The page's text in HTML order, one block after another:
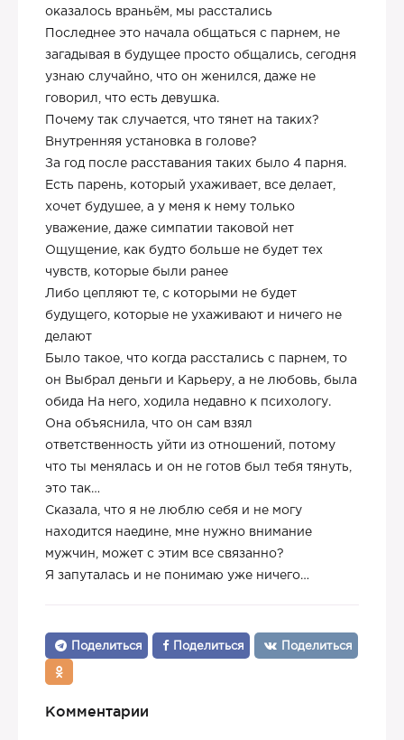
оказалось враньём, мы расстались
Последнее это начала общаться с парнем, не
загадывая в будущее просто общались, сегодня
узнаю случайно, что он женился, даже не
говорил, что есть девушка.
Почему так случается, что тянет на таких?
Внутренняя установка в голове?
За год после расставания таких было 4 парня.
Есть парень, который ухаживает, все делает,
хочет будушее, а у меня к нему только
уважение, даже симпатии таковой нет
Ощущение, как будто больше не будет тех
чувств, которые были ранее
Либо цепляют те, с которыми не будет
будущего, которые не ухаживают и ничего не
делают
Было такое, что когда расстались с парнем, то
он Выбрал деньги и Карьеру, а не любовь, была
обида На него, ходила недавно к психологу.
Она объяснила, что он сам взял
ответственность уйти из отношений, потому
что ты менялась и он не готов был тебя тянуть,
это так…
Сказала, что я не люблю себя и не могу
находится наедине, мне нужно внимание
мужчин, может с этим все связанно?
Я запуталась и не понимаю уже ничего…
Поделиться Поделиться Поделиться
Комментарии